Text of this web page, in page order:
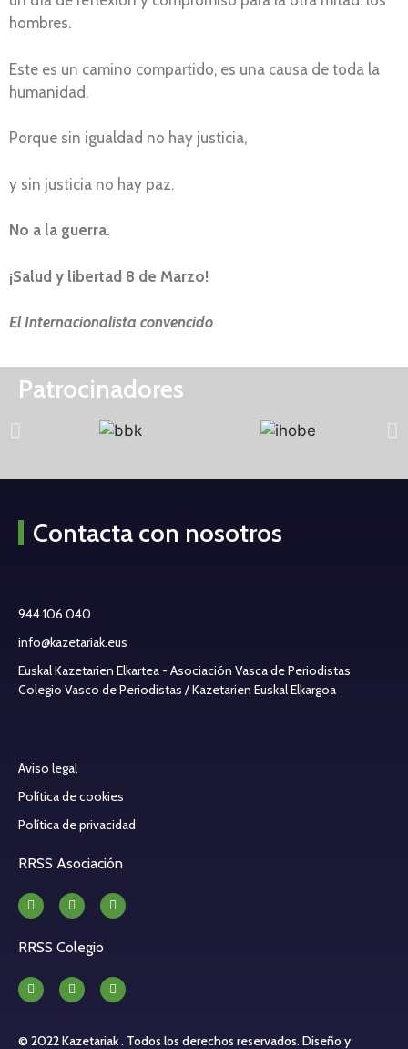
hombres.
Este es un camino compartido, es una causa de toda la
humanidad.
Porque sin igualdad no hay justicia,
y sin justicia no hay paz.
No a la guerra.
¡Salud y libertad 8 de Marzo!
El Internacionalista convencido
Patrocinadores
Contacta con nosotros
944 106 040
info@kazetariak.eus
Euskal Kazetarien Elkartea - Asociación Vasca de Periodistas
Colegio Vasco de Periodistas / Kazetarien Euskal Elkargoa
Aviso legal
Política de cookies
Política de privacidad
RRSS Asociación
RRSS Colegio
© 2022 Kazetariak . Todos los derechos reservados. Diseño y